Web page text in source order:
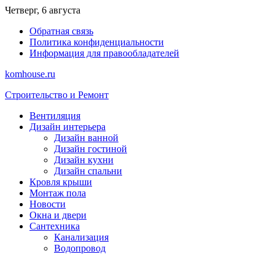
Перейти
содержимому
Четверг, 6 августа
Обратная связь
Политика конфиденциальности
Информация для правообладателей
komhouse.ru
Строительство и Ремонт
Вентиляция
Дизайн интерьера
Дизайн ванной
Дизайн гостиной
Дизайн кухни
Дизайн спальни
Кровля крыши
Монтаж пола
Новости
Окна и двери
Сантехника
Канализация
Водопровод